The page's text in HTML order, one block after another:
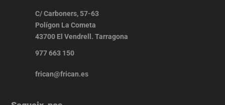
C/ Carboners, 57-63
Polígon La Cometa
43700 El Vendrell. Tarragona
977 663 150
frican@frican.es